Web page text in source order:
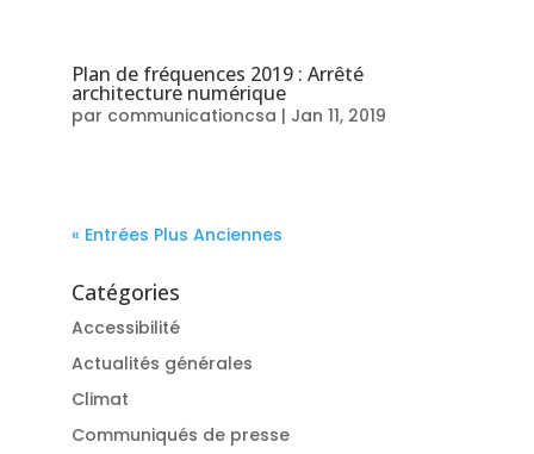
Plan de fréquences 2019 : Arrêté
architecture numérique
par communicationcsa | Jan 11, 2019
« Entrées Plus Anciennes
Catégories
Accessibilité
Actualités générales
Climat
Communiqués de presse